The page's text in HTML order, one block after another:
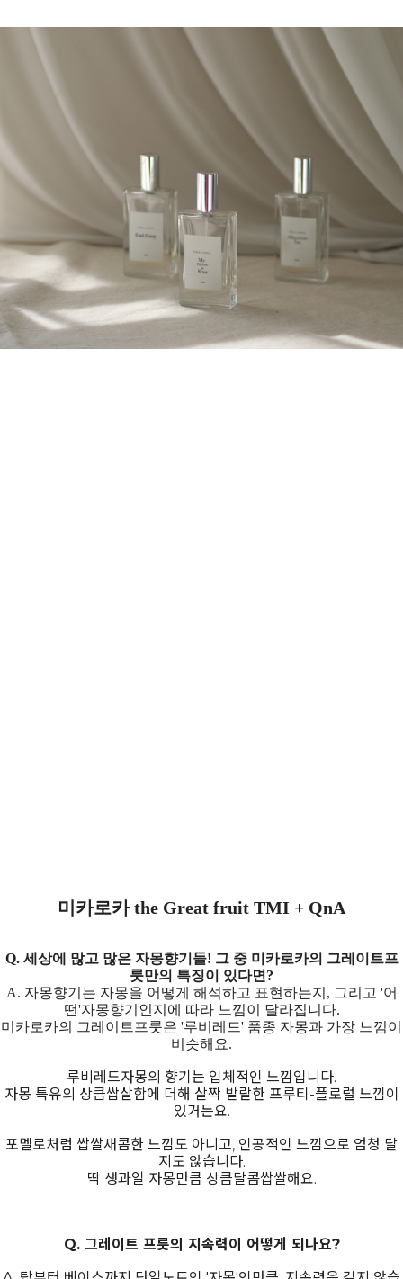
미카로카 the Great fruit TMI + QnA
Q. 세상에 많고 많은 자몽향기들! 그 중 미카로카의 그레이트프
룻만의 특징이 있다면?
A. 자몽향기는 자몽을 어떻게 해석하고 표현하는지, 그리고 '어
떤'자몽향기인지에 따라 느낌이 달라집니다.
미카로카의 그레이트프룻은 '루비레드' 품종 자몽과 가장 느낌이
비슷해요.
루비레드자몽의 향기는 입체적인 느낌입니다.
자몽 특유의 상큼쌉살함에 더해 살짝 발랄한 프루티-플로럴 느낌이
있거든요.
포멜로처럼 쌉쌀새콤한 느낌도 아니고, 인공적인 느낌으로 엄청 달
지도 않습니다.
딱 생과일 자몽만큼 상큼달콤쌉쌀해요.
Q. 그레이트 프룻의 지속력이 어떻게 되나요?